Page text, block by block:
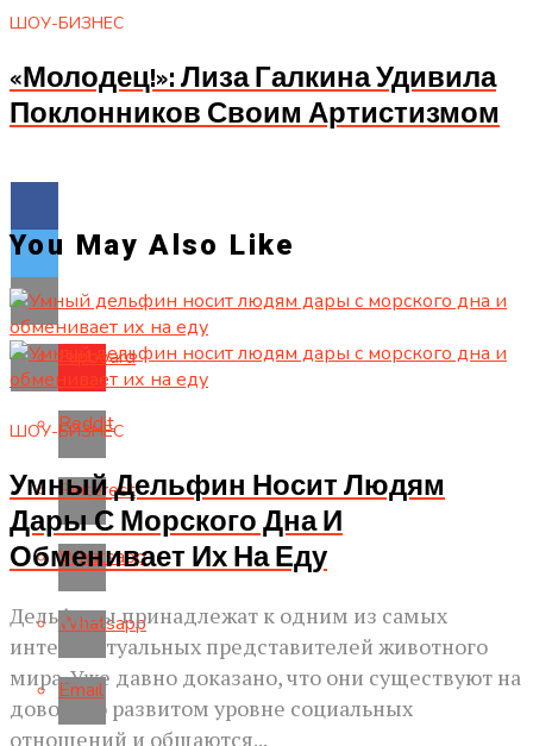
ШОУ-БИЗНЕС
«Молодец!»: Лиза Галкина Удивила
Поклонников Своим Артистизмом
Flipboard
Reddit
Pinterest
Whatsapp
Whatsapp
Email
You May Also Like
ШОУ-БИЗНЕС
Умный Дельфин Носит Людям
Дары С Морского Дна И
Обменивает Их На Еду
Дельфины принадлежат к одним из самых
интеллектуальных представителей животного
мира. Уже давно доказано, что они существуют на
довольно развитом уровне социальных
отношений и общаются...